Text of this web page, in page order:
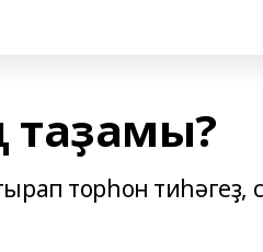
таҙамы?
торһон тиһәгеҙ,